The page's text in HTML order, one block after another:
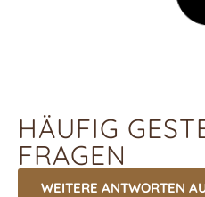
HÄUFIG
FRAGEN
WEITERE ANTWORTEN